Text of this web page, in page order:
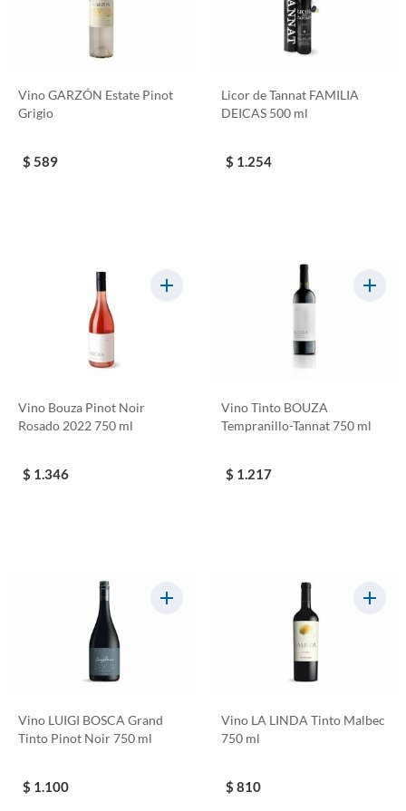
Vino GARZÓN Estate Pinot
Grigio
$ 589
Licor de Tannat FAMILIA
DEICAS 500 ml
$ 1.254
Vino Bouza Pinot Noir
Rosado 2022 750 ml
$ 1.346
Vino Tinto BOUZA
Tempranillo-Tannat 750 ml
$ 1.217
Vino LUIGI BOSCA Grand
Tinto Pinot Noir 750 ml
$ 1.100
Vino LA LINDA Tinto Malbec
750 ml
$ 810